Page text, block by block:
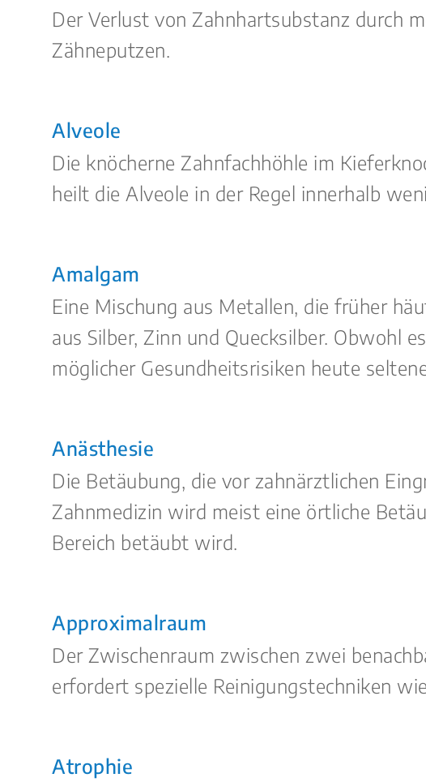
Der Verlust von Zahnhartsubstanz durch
Zähneputzen.
Alveole
Die knöcherne Zahnfachhöhle im
heilt die Alveole in der Regel innerhalb
Amalgam
Eine Mischung aus Metallen, die früher
aus Silber, Zinn und Quecksilber. Obwohl
möglicher Gesundheitsrisiken heute
Anästhesie
Die Betäubung, die vor zahnärztlichen
Zahnmedizin wird meist eine örtliche
Bereich betäubt wird.
Approximalraum
Der Zwischenraum zwischen zwei
erfordert spezielle Reinigungstechniken
Atrophie